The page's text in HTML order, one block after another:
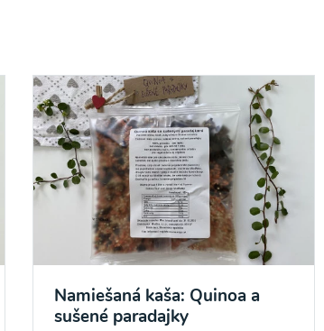
Namiešaná kaša: Quinoa a
sušené paradajky